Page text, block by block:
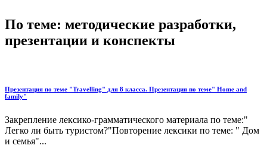
По теме: методические разработки,
презентации и конспекты
Презентация по теме "Travelling" для 8 класса. Презентация по теме" Home and
family"
Закрепление лексико-грамматического материала по теме:"
Легко ли быть туристом?"Повторение лексики по теме: " Дом
и семья"...